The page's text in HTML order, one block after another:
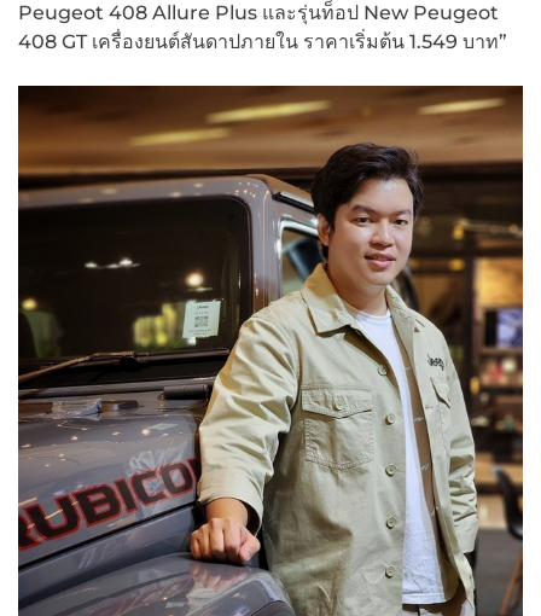
Peugeot 408 Allure Plus และรุ่นท็อป New Peugeot
408 GT เครื่องยนต์สันดาปภายใน ราคาเริ่มต้น 1.549 บาท”